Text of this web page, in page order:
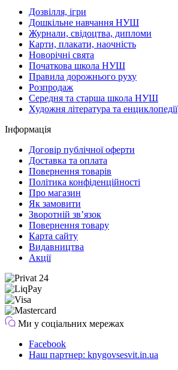
Дозвілля, ігри
Дошкільне навчання НУШ
Журнали, свідоцтва, дипломи
Карти, плакати, наочність
Новорічні свята
Початкова школа НУШ
Правила дорожнього руху
Розпродаж
Середня та старша школа НУШ
Художня література та енциклопедії
Інформація
Договір публічної оферти
Доставка та оплата
Повернення товарів
Політика конфіденційності
Про магазин
Як замовити
Зворотній зв’язок
Повернення товару
Карта сайту
Видавництва
Акції
Ми у соціальних мережах
Facebook
Наш партнер: knygovsesvit.in.ua